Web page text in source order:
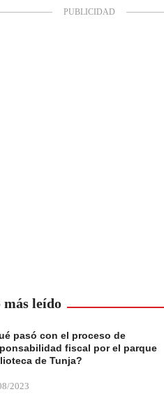
más leído
pasó con el proceso de
fiscal por el parque
de Tunja?
2023